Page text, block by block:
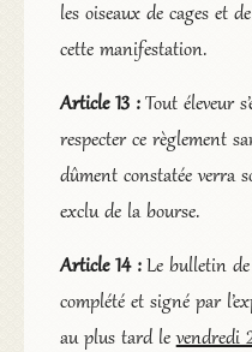
les oiseaux de cages et
cette manifestation.
Article 13 : Tout éleveur
respecter ce règlement
dûment constatée verra
exclu de la bourse.
Article 14 : Le bulletin
complété et signé par
au plus tard levendredi